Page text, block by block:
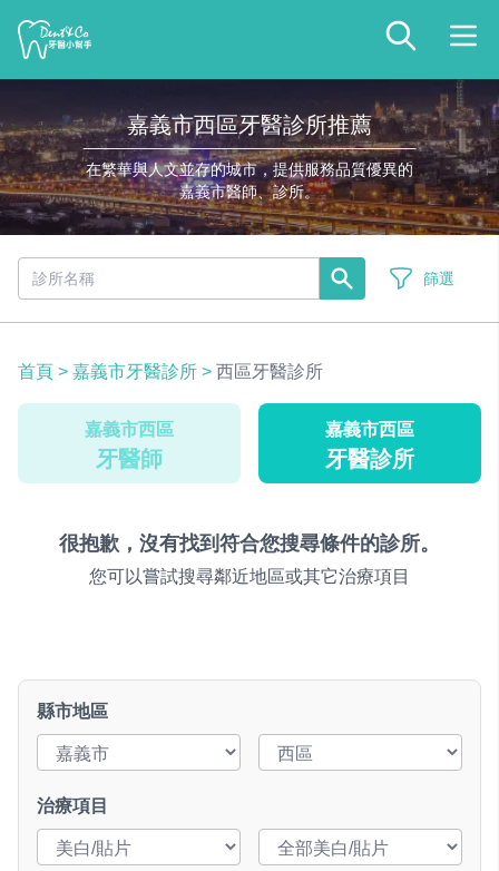
嘉義市西區牙醫診所推薦
在繁華與人文並存的城市，提供服務品質優異的
嘉義市醫師、診所。
篩選
首頁 > 嘉義市牙醫診所 > 西區牙醫診所
嘉義市西區
牙醫師
嘉義市西區
牙醫診所
很抱歉，沒有找到符合您搜尋條件的診所。
您可以嘗試搜尋鄰近地區或其它治療項目
縣市地區
治療項目